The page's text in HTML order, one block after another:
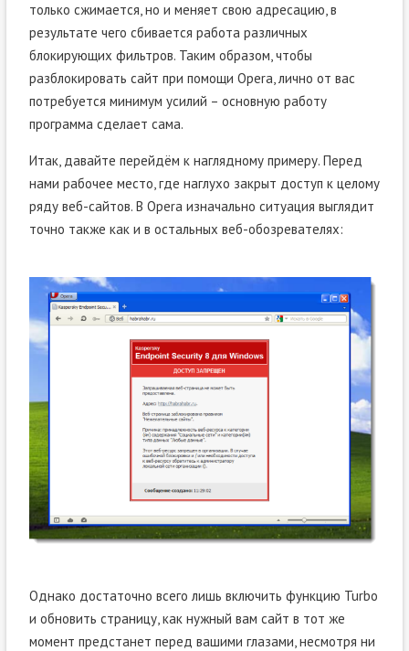
только сжимается, но и меняет свою адресацию, в
результате чего сбивается работа различных
блокирующих фильтров. Таким образом, чтобы
разблокировать сайт при помощи Opera, лично от вас
потребуется минимум усилий – основную работу
программа сделает сама.
Итак, давайте перейдём к наглядному примеру. Перед
нами рабочее место, где наглухо закрыт доступ к целому
ряду веб-сайтов. В Opera изначально ситуация выглядит
точно также как и в остальных веб-обозревателях:
Однако достаточно всего лишь включить функцию Turbo
и обновить страницу, как нужный вам сайт в тот же
момент предстанет перед вашими глазами, несмотря ни